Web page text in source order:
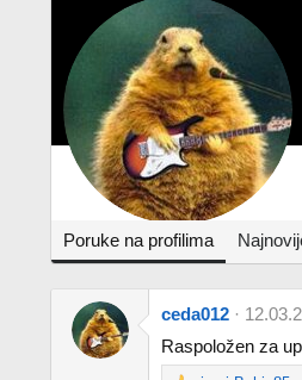
Poruke na profilima
ceda012
Raspoložen za